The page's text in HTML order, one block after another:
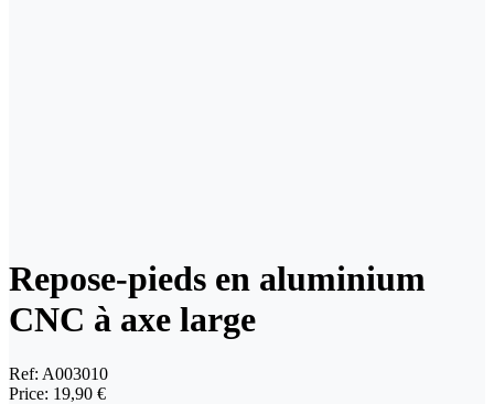
Repose-pieds en aluminium
CNC à axe large
Ref: A003010
Price: 19,90 €